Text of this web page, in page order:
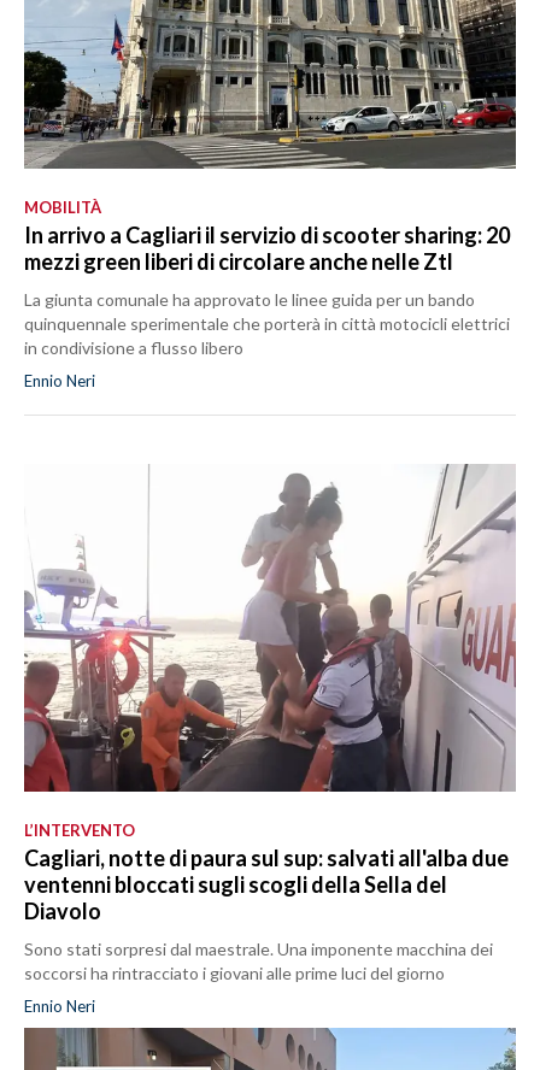
MOBILITÀ
In arrivo a Cagliari il servizio di scooter sharing: 20
mezzi green liberi di circolare anche nelle Ztl
La giunta comunale ha approvato le linee guida per un bando
quinquennale sperimentale che porterà in città motocicli elettrici
in condivisione a flusso libero
Ennio Neri
L’INTERVENTO
Cagliari, notte di paura sul sup: salvati all'alba due
ventenni bloccati sugli scogli della Sella del
Diavolo
Sono stati sorpresi dal maestrale. Una imponente macchina dei
soccorsi ha rintracciato i giovani alle prime luci del giorno
Ennio Neri